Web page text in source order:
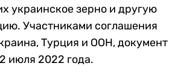
украинское зерно и другую
Участниками соглашения
Турция и ООН, документ
июля 2022 года.